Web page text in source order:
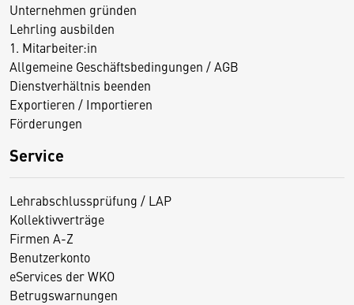
Unternehmen gründen
Lehrling ausbilden
1. Mitarbeiter:in
Allgemeine Geschäftsbedingungen / AGB
Dienstverhältnis beenden
Exportieren / Importieren
Förderungen
Service
Lehrabschlussprüfung / LAP
Kollektivverträge
Firmen A-Z
Benutzerkonto
eServices der WKO
Betrugswarnungen